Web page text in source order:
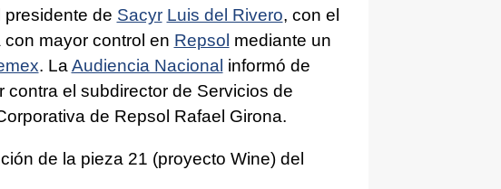
de Sacyr Luis del Rivero, con el
mayor control en Repsol mediante un
. La Audiencia Nacional informó de
el subdirector de Servicios de
de Repsol Rafael Girona.
de la pieza 21 (proyecto Wine) del